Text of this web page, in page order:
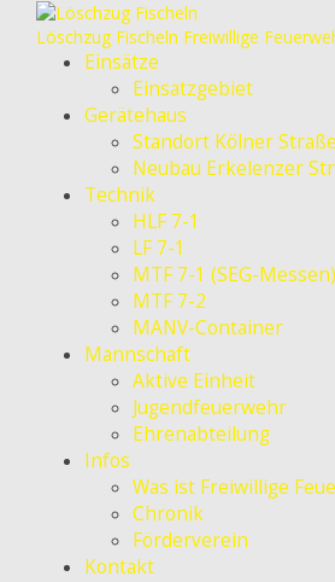
Löschzug Fischeln Freiwillige
Einsätze
Einsatzgebiet
Gerätehaus
Standort Kölner Straße
Neubau Erkelenzer
Technik
HLF 7-1
LF 7-1
MTF 7-1 (SEG-Messen)
MTF 7-2
MANV-Container
Mannschaft
Aktive Einheit
Jugendfeuerwehr
Ehrenabteilung
Infos
Was ist Freiwillige
Chronik
Förderverein
Kontakt